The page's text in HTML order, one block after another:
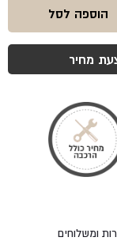
הוספה לסל
מחיר
ומשלוחים